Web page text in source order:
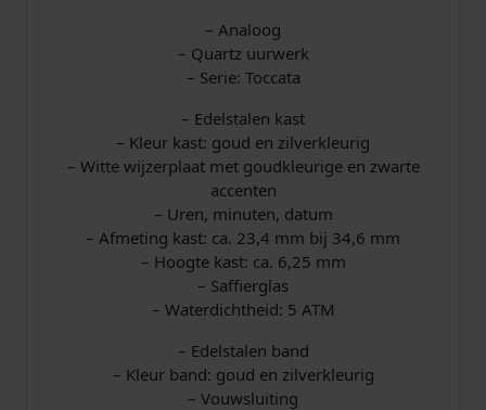
– Analoog
– Quartz uurwerk
– Serie: Toccata
– Edelstalen kast
– Kleur kast: goud en zilverkleurig
– Witte wijzerplaat met goudkleurige en zwarte
accenten
– Uren, minuten, datum
– Afmeting kast: ca. 23,4 mm bij 34,6 mm
– Hoogte kast: ca. 6,25 mm
– Saffierglas
– Waterdichtheid: 5 ATM
– Edelstalen band
– Kleur band: goud en zilverkleurig
– Vouwsluiting